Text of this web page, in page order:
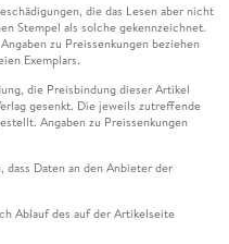
die das Lesen aber nicht
Stempel als solche gekennzeichnet.
zu Preissenkungen beziehen
Exemplars.
die Preisbindung dieser Artikel
gesenkt. Die jeweils zutreffende
Angaben zu Preissenkungen
Daten an den Anbieter der
Ablauf des auf der Artikelseite